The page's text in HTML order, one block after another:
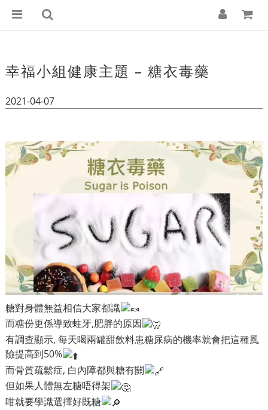
幸福小組健康主題 – 糖衣毒藥
2021-04-07
糖對身體無益相信大家都識
而糖份更係導致蛀牙,肥胖的原因
有調查顯示, 每天喝兩罐甜飲料患糖尿病的機率就會把這種風
險提高到50%
而骨質疏鬆症, 白內障都與糖有關
但如果人體無左糖唔得架
咁就要學識選擇好既糖